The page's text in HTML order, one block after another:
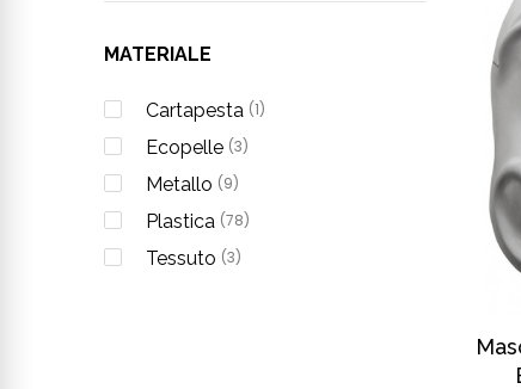
MATERIALE
Cartapesta (1)
Ecopelle (3)
Metallo (9)
Plastica (78)
Tessuto (3)